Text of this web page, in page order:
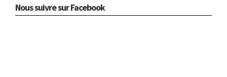
Nous suivre sur Facebook